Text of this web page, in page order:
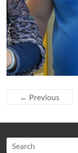
← Previous